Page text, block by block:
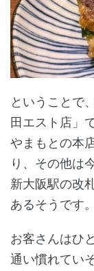
ということで
田エスト店」
やまもとの本
り、その他は
新大阪駅の改
あるそうです。
お客さんはひ
通い慣れてい